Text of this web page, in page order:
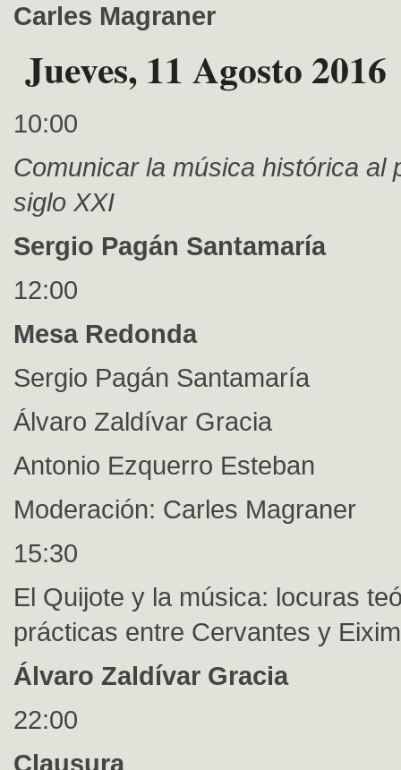
Carles Magraner
Jueves, 11 Agosto 2016
10:00
Comunicar la música histórica al
siglo XXI
Sergio Pagán Santamaría
12:00
Mesa Redonda
Sergio Pagán Santamaría
Álvaro Zaldívar Gracia
Antonio Ezquerro Esteban
Moderación: Carles Magraner
15:30
El Quijote y la música: locuras
prácticas entre Cervantes y
Álvaro Zaldívar Gracia
22:00
Clausura